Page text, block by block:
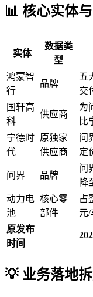
📊 核心实体
实体
数据类
型
鸿蒙智
行
品牌
五
交
国轩高
科
供应商
为
比
宁德时
代
原独家
供应商
问
定
问界 品牌
问
降
动力电
池
核心零
部件
占
元/
原发布
时间
💡 业务落地